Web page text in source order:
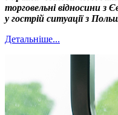
торговельні відносини з
у гострій ситуації з
Детальніше...